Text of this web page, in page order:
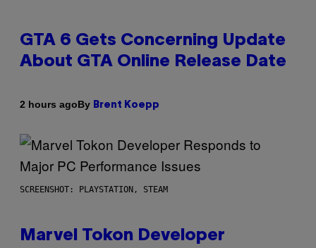
GTA 6 Gets Concerning Update
About GTA Online Release Date
2 hours agoBy Brent Koepp
SCREENSHOT: PLAYSTATION, STEAM
Marvel Tokon Developer